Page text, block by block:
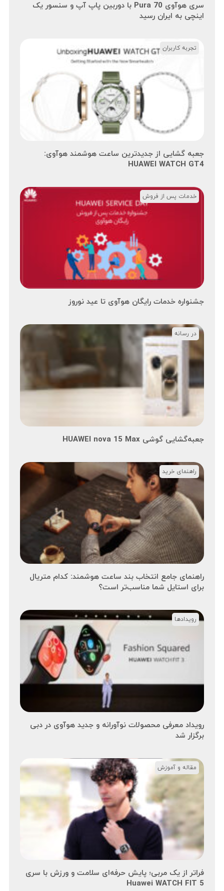
سری هوآوی Pura 70 با دوربین پاپ آپ و سنسور یک
اینچی به ایران رسید
جعبه گشایی از جدیدترین ساعت هوشمند هوآوی:
HUAWEI WATCH GT4
تجربه کاربران
جشنواره خدمات رایگان هوآوی تا عید نوروز
خدمات پس از فروش
جعبه‌گشایی گوشی HUAWEI nova 15 Max
در رسانه
راهنمای جامع انتخاب بند ساعت هوشمند: کدام متریال
برای استایل شما مناسب‌تر است؟
راهنمای خرید
رویداد معرفی محصولات نوآورانه و جدید هوآوی در دبی
برگزار شد
رویدادها
فراتر از یک مربی؛ پایش حرفه‌ای سلامت و ورزش با سری
Huawei WATCH FIT 5
مقاله و آموزش